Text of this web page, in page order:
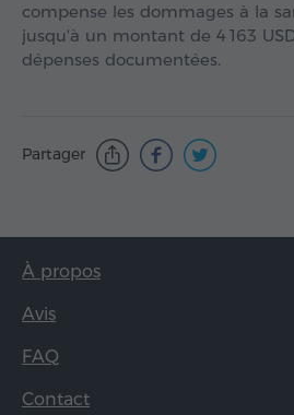
compense les dommages à la
jusqu'à un montant de 4 163
dépenses documentées.
Partager
À propos
Avis
FAQ
Contact